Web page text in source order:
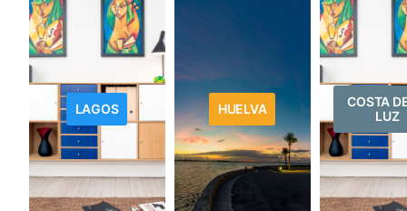
LAGOS HUELVA
COSTA
LUZ